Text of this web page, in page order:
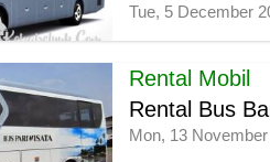
Tue, 5 December
Rental Mobil
Rental Bus
Mon, 13